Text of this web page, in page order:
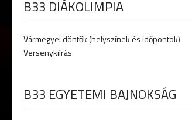
B33 DIÁKOLIMPIA
Vármegyei döntők (helyszínek és időpontok)
Versenykiírás
B33 EGYETEMI BAJNOKSÁG